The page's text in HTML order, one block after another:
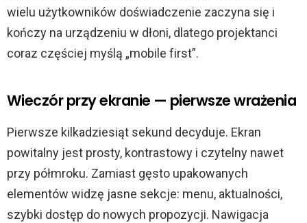
wielu użytkowników doświadczenie zaczyna się i
kończy na urządzeniu w dłoni, dlatego projektanci
coraz częściej myślą „mobile first”.
Wieczór przy ekranie — pierwsze wrażenia
Pierwsze kilkadziesiąt sekund decyduje. Ekran
powitalny jest prosty, kontrastowy i czytelny nawet
przy półmroku. Zamiast gęsto upakowanych
elementów widzę jasne sekcje: menu, aktualności,
szybki dostęp do nowych propozycji. Nawigacja